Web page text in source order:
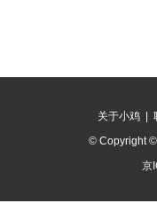
关于小鸡 |
© Copyright
京